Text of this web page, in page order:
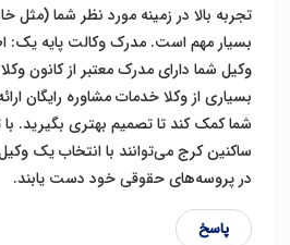
تجربه بالا در زمینه مورد نظر شما (مثل
بسیار مهم است. مدرک وکالت پایه یک:
وکیل شما دارای مدرک معتبر از کانون
بسیاری از وکلا خدمات مشاوره رایگان
شما کمک کند تا تصمیم بهتری بگیرید. با
ساکنین کرج می‌توانند با انتخاب یک
در پروسه‌های حقوقی خود دست یابند.
پاسخ